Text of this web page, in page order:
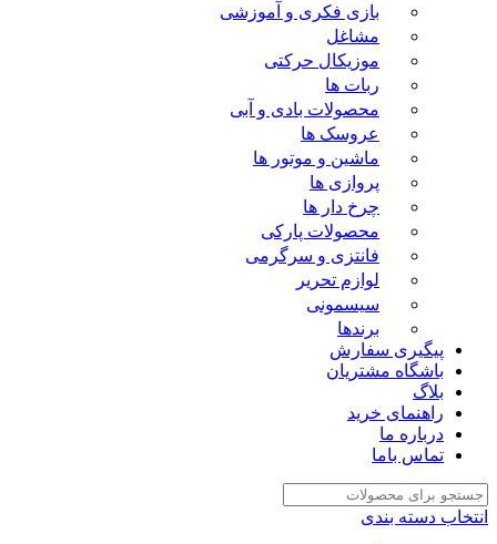
بازی فکری و آموزشی
مشاغل
موزیکال حرکتی
ربات ها
محصولات بادی و آبی
عروسک ها
ماشین و موتور ها
پروازی ها
چرخ دار ها
محصولات پارکی
فانتزی و سرگرمی
لوازم تحریر
سیسمونی
برندها
پیگیری سفارش
باشگاه مشتریان
بلاگ
راهنمای خرید
درباره ما
تماس باما
انتخاب دسته بندی